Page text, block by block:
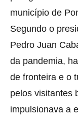
município de
Segundo o
Pedro Juan
da pandemia,
de fronteira e o
pelos visitantes
impulsionava a